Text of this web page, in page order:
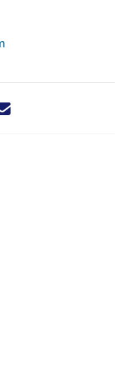
nieuwsbericht via X -
dit nieuwsbericht via
dit nieuwsbericht
Deel dit
Rechtspraak.nl
Rechtspraak.nl
Rechtspraak.nl
U verlaat - U verlaat